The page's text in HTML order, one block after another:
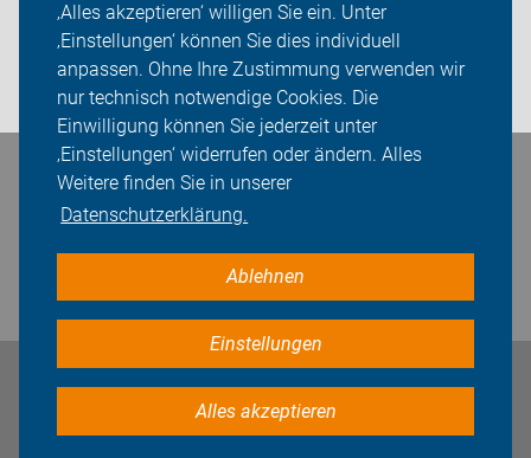
‚Alles akzeptieren‘ willigen Sie ein. Unter
‚Einstellungen‘ können Sie dies individuell
anpassen. Ohne Ihre Zustimmung verwenden wir
nur technisch notwendige Cookies. Die
Einwilligung können Sie jederzeit unter
‚Einstellungen‘ widerrufen oder ändern. Alles
Weitere finden Sie in unserer
Datenschutzerklärung.
Ablehnen
Einstellungen
Alles akzeptieren
Sei dabei
Login
Bleiben Sie in Kontakt